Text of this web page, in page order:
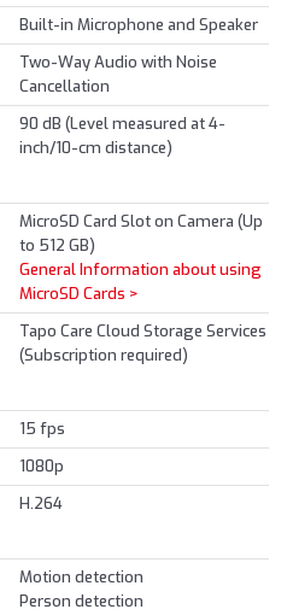
Built-in Microphone and Speaker
Two-Way Audio with Noise
Cancellation
90 dB (Level measured at 4-
inch/10-cm distance)
MicroSD Card Slot on Camera (Up
to 512 GB)
General Information about using
MicroSD Cards >
Tapo Care Cloud Storage Services
(Subscription required)
15 fps
1080p
H.264
Motion detection
Person detection